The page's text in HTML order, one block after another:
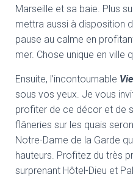
Marseille et sa baie. Plus
mettra aussi à disposition
pause au calme en
mer. Chose unique en ville
Ensuite, l’incontournable
sous vos yeux. Je vous
profiter de ce décor et de
flâneries sur les quais
Notre-Dame de la Garde
hauteurs. Profitez du très
surprenant Hôtel-Dieu et